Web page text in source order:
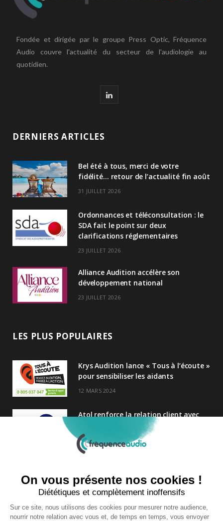
Fondée et dirigée par le groupe Press Optic, Fréquence
Audio couvre l'actualité du secteur de l'audiologie au
quotidien.
L
e
n
DERNIERS ARTICLES
Bel été à tous, merci de votre
fidélité… retour de l’actualité fin août
31 JUILLET 2026
Ordonnances et téléconsultation : le
SDA fait le point sur deux
clarifications réglementaires
23 JUILLET 2026
Alliance Audition accélère son
développement national
23 JUILLET 2026
LES PLUS POPULAIRES
Krys Audition lance « Tous à l’écoute »
pour sensibiliser les aidants
12 MARS 2024
Atol renforce la relation client avec
une nouvelle campagne axée sur la
satisfaction
25 FÉVRIER 2025
Audition Conseil
27 MARS 2024